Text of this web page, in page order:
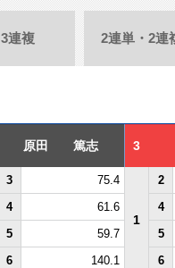
3連複 2連単・2連
原田 篤志 3
3 75.4
1
2
4 61.6
4
5 59.7
5
6 140.1 6